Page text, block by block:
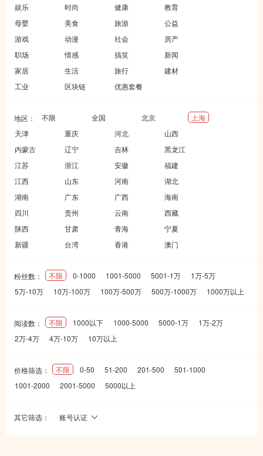
娱乐
时尚 健康
教育
母婴
美食 旅游
公益
游戏
动漫 社会
房产
职场
情感 搞笑
新闻
家居
生活 旅行
建材
工业
区块链 优惠套餐
地区： 不限 全国 北京
上海
天津
重庆 河北
山西
内蒙古
辽宁 吉林
黑龙江
江苏
浙江 安徽
福建
江西
山东 河南
湖北
湖南
广东 广西
海南
四川
贵州 云南
西藏
陕西
甘肃 青海
宁夏
新疆
台湾 香港 澳门
粉丝数： 不限 0-1000 1001-5000 5001-1万
1万-5万
5万-10万
10万-100万 100万-500万 500万-1000万 1000万以上
阅读数： 不限 1000以下 1000-5000 5000-1万
1万-2万
2万-4万
4万-10万 10万以上
价格筛选： 不限 0-50 51-200 201-500
501-1000
1001-2000
2001-5000 5000以上
其它筛选： 账号认证